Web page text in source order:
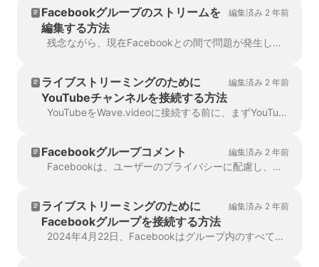
Facebookグループのストリームを
編集する方法
編集済み 2 年前
残念ながら、現在Facebookとの間で問題が発生しており、Facebookグループ上のストリーム編集をサポートしておりません。変更するには ...
ライブストリーミングのために
YouTubeチャンネルを接続する方法
編集済み 2 年前
YouTubeをWave.videoに接続する前に、まずYouTubeアカウントがライブストリーミング用に設定されているかどうかを確認してください。YouTubeアカウントを確認します。 F...
Facebookグループコメント 編集済み 2 年前
Facebookは、ユーザーのプライバシーに配慮し、Wave.videoがコメントを残したユーザーの名前やプロフィール写真にアクセスし、表示することを制限しています。
ライブストリーミングのために
Facebookグループを接続する方法
編集済み 2 年前
2024年4月22日、Facebookはグループ内のすべてのサードパーティアプリを削除しました。残念ながら、これはあなたのFacebookグループをデスティネーションとして追加することができないことを意味します。